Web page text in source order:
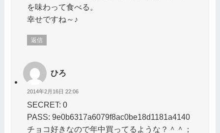
を味わって食べる。
幸せですね～♪
返信
ひろ
2014年2月16日 22:06
SECRET: 0
PASS: 9e0b6317a6079f8ac0be18d1181a4140
チョコ好きなので年中買ってるような？＾＾；